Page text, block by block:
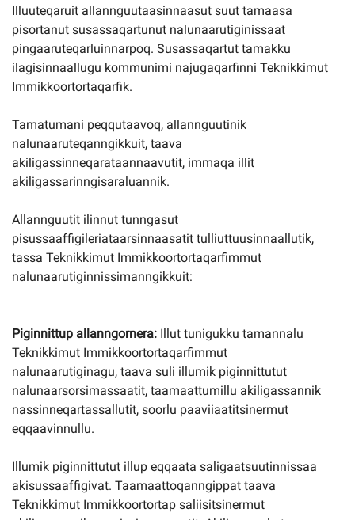
Illuuteqaruit allannguutaasinnaasut suut tamaasa
pisortanut susassaqartunut nalunaarutiginissaat
pingaaruteqarluinnarpoq. Susassaqartut tamakku
ilagisinnaallugu kommunimi najugaqarfinni Teknikkimut
Immikkoortortaqarfik.
Tamatumani peqqutaavoq, allannguutinik
nalunaaruteqanngikkuit, taava
akiligassinneqarataannaavutit, immaqa illit
akiligassarinngisaraluannik.
Allannguutit ilinnut tunngasut
pisussaaffigileriataarsinnaasatit tulliuttuusinnaallutik,
tassa Teknikkimut Immikkoortortaqarfimmut
nalunaarutiginnissimanngikkuit:
Piginnittup allanngornera: Illut tunigukku tamannalu
Teknikkimut Immikkoortortaqarfimmut
nalunaarutiginagu, taava suli illumik piginnittutut
nalunaarsorsimassaatit, taamaattu­millu akiligassannik
nassinneqartassallutit, soorlu paaviiaatitsinermut
eqqaavinnullu.
Illumik piginnittutut illup eqqaata saligaatsuutinnissaa
akisussaaffigivat. Taamaattoqanngip­pat taava
Teknikkimut Immikkoortortap saliisitsinermut